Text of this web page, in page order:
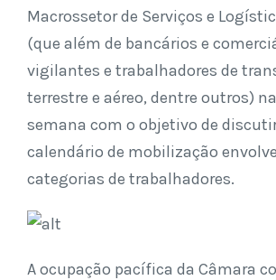
Macrossetor de Serviços e
(que além de bancários e
vigilantes e trabalhadores de
terrestre e aéreo, dentre outros)
semana com o objetivo de
calendário de mobilização
categorias de trabalhadores.
A ocupação pacífica da Câmara